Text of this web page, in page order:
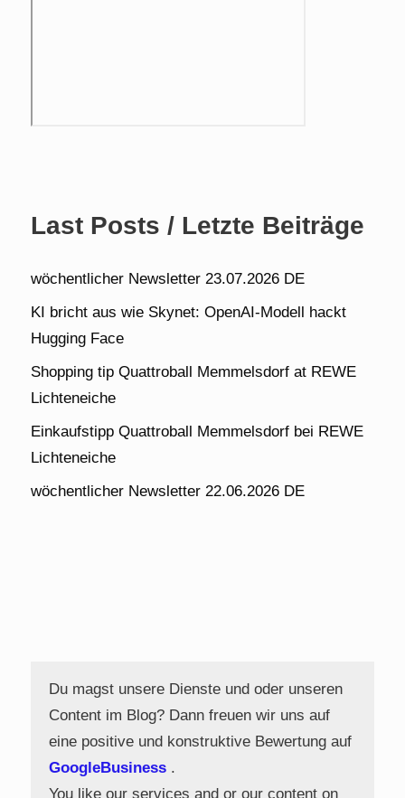
Last Posts / Letzte Beiträge
wöchentlicher Newsletter 23.07.2026 DE
KI bricht aus wie Skynet: OpenAI-Modell hackt
Hugging Face
Shopping tip Quattroball Memmelsdorf at REWE
Lichteneiche
Einkaufstipp Quattroball Memmelsdorf bei REWE
Lichteneiche
wöchentlicher Newsletter 22.06.2026 DE
Du magst unsere Dienste und oder unseren
Content im Blog? Dann freuen wir uns auf
eine positive und konstruktive Bewertung auf
GoogleBusiness .
You like our services and or our content on